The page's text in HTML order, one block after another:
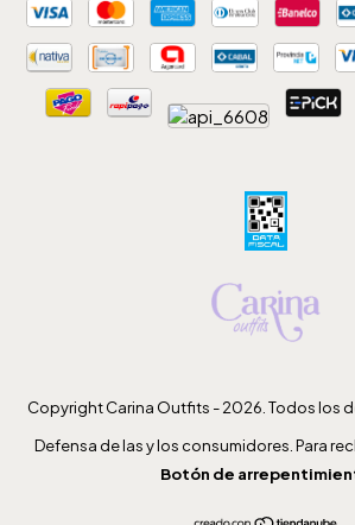
Copyright Carina Outfits - 2026. Todos los
Defensa de las y los consumidores. Para
Botón de